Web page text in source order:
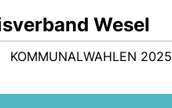
Wesel
KOMMUNALWAHLEN 2025